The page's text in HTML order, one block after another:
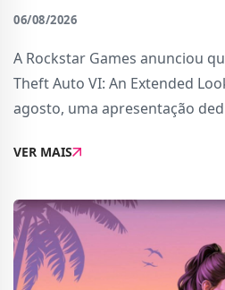
06/08/2026
A Rockstar Games anunciou
Theft Auto VI: An Extended
agosto, uma apresentação
na Netflix às 17:00 (horário de
VER MAIS